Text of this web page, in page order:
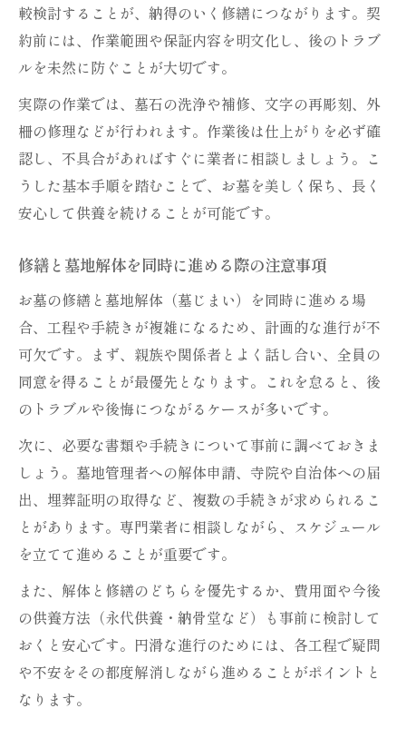
較検討することが、納得のいく修繕につながります。契
約前には、作業範囲や保証内容を明文化し、後のトラブ
ルを未然に防ぐことが大切です。
実際の作業では、墓石の洗浄や補修、文字の再彫刻、外
柵の修理などが行われます。作業後は仕上がりを必ず確
認し、不具合があればすぐに業者に相談しましょう。こ
うした基本手順を踏むことで、お墓を美しく保ち、長く
安心して供養を続けることが可能です。
修繕と墓地解体を同時に進める際の注意事項
お墓の修繕と墓地解体（墓じまい）を同時に進める場
合、工程や手続きが複雑になるため、計画的な進行が不
可欠です。まず、親族や関係者とよく話し合い、全員の
同意を得ることが最優先となります。これを怠ると、後
のトラブルや後悔につながるケースが多いです。
次に、必要な書類や手続きについて事前に調べておきま
しょう。墓地管理者への解体申請、寺院や自治体への届
出、埋葬証明の取得など、複数の手続きが求められるこ
とがあります。専門業者に相談しながら、スケジュール
を立てて進めることが重要です。
また、解体と修繕のどちらを優先するか、費用面や今後
の供養方法（永代供養・納骨堂など）も事前に検討して
おくと安心です。円滑な進行のためには、各工程で疑問
や不安をその都度解消しながら進めることがポイントと
なります。